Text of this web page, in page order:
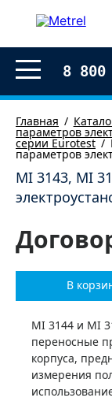
8 800
Главная
параметров
серии Eurotest
параметров
MI 3143, MI
В
MI 3144 и MI
переносные
корпуса,
измерения